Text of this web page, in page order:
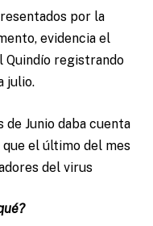
por la
evidencia el
Quindío registrando
julio.
Junio daba cuenta
el último del mes
del virus